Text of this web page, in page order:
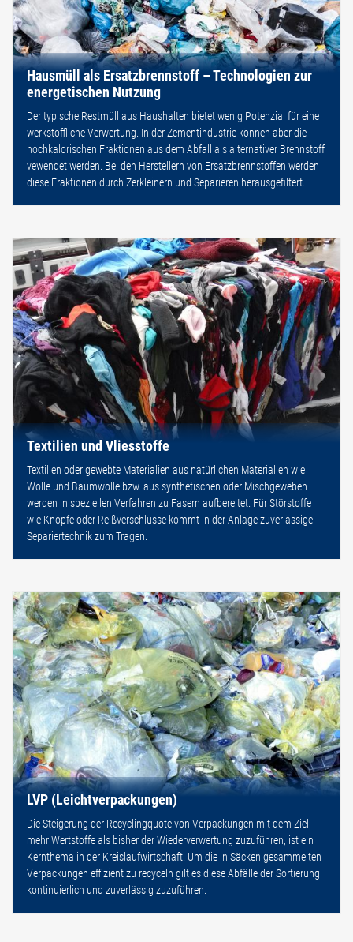
Hausmüll als Ersatzbrennstoff – Technologien zur
energetischen Nutzung
Der typische Restmüll aus Haushalten bietet wenig Potenzial für eine
werkstoffliche Verwertung. In der Zementindustrie können aber die
hochkalorischen Fraktionen aus dem Abfall als alternativer Brennstoff
vewendet werden. Bei den Herstellern von Ersatzbrennstoffen werden
diese Fraktionen durch Zerkleinern und Separieren herausgefiltert.
Textilien und Vliesstoffe
Textilien oder gewebte Materialien aus natürlichen Materialien wie
Wolle und Baumwolle bzw. aus synthetischen oder Mischgeweben
werden in speziellen Verfahren zu Fasern aufbereitet. Für Störstoffe
wie Knöpfe oder Reißverschlüsse kommt in der Anlage zuverlässige
Separiertechnik zum Tragen.
LVP (Leichtverpackungen)
Die Steigerung der Recyclingquote von Verpackungen mit dem Ziel
mehr Wertstoffe als bisher der Wiederverwertung zuzuführen, ist ein
Kernthema in der Kreislaufwirtschaft. Um die in Säcken gesammelten
Verpackungen effizient zu recyceln gilt es diese Abfälle der Sortierung
kontinuierlich und zuverlässig zuzuführen.